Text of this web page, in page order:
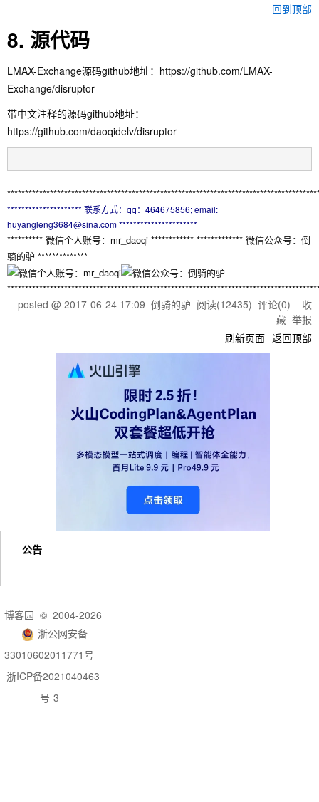
回到顶部
8. 源代码
LMAX-Exchange源码github地址：https://github.com/LMAX-
Exchange/disruptor
带中文注释的源码github地址：
https://github.com/daoqidelv/disruptor
********************* 联系方式：qq：464675856; email:
huyangleng3684@sina.com **********************
********** 微信个人账号：mr_daoqi ************ ************* 微信公众号：倒
骑的驴 **************
posted @ 2017-06-24 17:09 倒骑的驴 阅读(12435) 评论(0) 收
藏 举报
刷新页面 返回顶部
公告
博客园 © 2004-2026
浙公网安备
33010602011771号
浙ICP备2021040463
号-3